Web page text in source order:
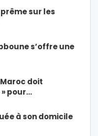
sur les
s’offre une
doit
pour…
à son domicile